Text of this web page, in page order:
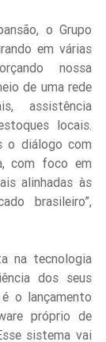
o Grupo
em várias
nossa
de uma rede
assistência
locais.
o diálogo com
com foco em
alinhadas às
brasileiro”,
na tecnologia
dos seus
o lançamento
próprio de
sistema vai